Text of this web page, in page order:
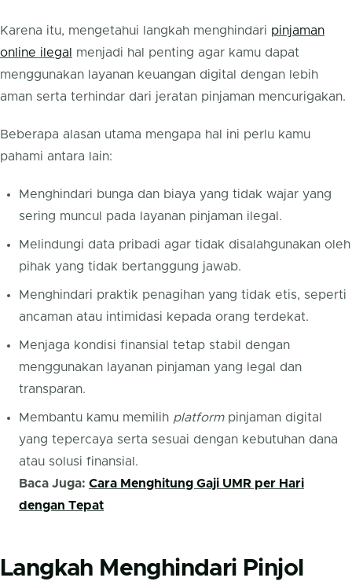
Karena itu, mengetahui langkah menghindari pinjaman
online ilegal
menjadi hal penting agar kamu dapat
menggunakan layanan keuangan digital dengan lebih
aman serta terhindar dari jeratan pinjaman mencurigakan.
Beberapa alasan utama mengapa hal ini perlu kamu
pahami antara lain:
Menghindari bunga dan biaya yang tidak wajar yang
sering muncul pada layanan pinjaman ilegal.
Melindungi data pribadi agar tidak disalahgunakan oleh
pihak yang tidak bertanggung jawab.
Menghindari praktik penagihan yang tidak etis, seperti
ancaman atau intimidasi kepada orang terdekat.
Menjaga kondisi finansial tetap stabil dengan
menggunakan layanan pinjaman yang legal dan
transparan.
Membantu kamu memilih platformpinjaman digital
yang tepercaya serta sesuai dengan kebutuhan dana
atau solusi finansial.
Baca Juga: Cara Menghitung Gaji UMR per Hari
dengan Tepat
Langkah Menghindari Pinjol